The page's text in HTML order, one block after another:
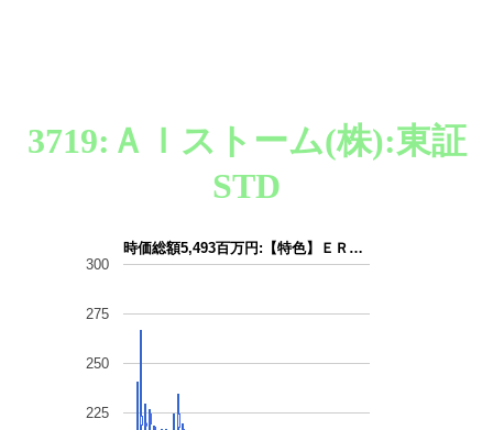
3719:ＡＩストーム(株):東証
STD
時価総額5,493百万円:【特色】ＥＲ…
225
250
275
300